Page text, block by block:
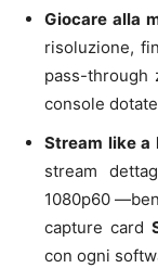
Giocare alla
risoluzione,
pass-through
console
Stream like a
stream
1080p60
capture card
con ogni